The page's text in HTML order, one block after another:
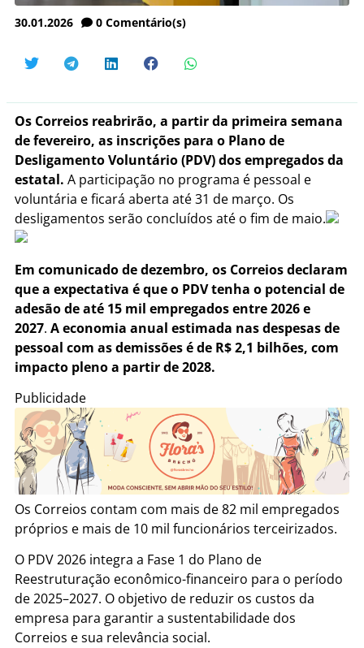
30.01.2026 0 Comentário(s)
Os Correios reabrirão, a partir da primeira semana
de fevereiro, as inscrições para o Plano de
Desligamento Voluntário (PDV) dos empregados da
estatal. A participação no programa é pessoal e
voluntária e ficará aberta até 31 de março. Os
desligamentos serão concluídos até o fim de maio.
Em comunicado de dezembro, os Correios declaram
que a expectativa é que o PDV tenha o potencial de
adesão de até 15 mil empregados entre 2026 e
2027. A economia anual estimada nas despesas de
pessoal com as demissões é de R$ 2,1 bilhões, com
impacto pleno a partir de 2028.
Publicidade
Os Correios contam com mais de 82 mil empregados
próprios e mais de 10 mil funcionários terceirizados.
O PDV 2026 integra a Fase 1 do Plano de
Reestruturação econômico-financeiro para o período
de 2025–2027. O objetivo de reduzir os custos da
empresa para garantir a sustentabilidade dos
Correios e sua relevância social.